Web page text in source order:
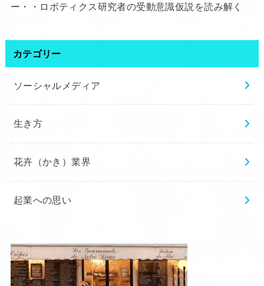
ー・・ロボティクス研究者の受動意識仮説を読み解く
カテゴリー
ソーシャルメディア
生き方
花卉（かき）業界
起業への思い